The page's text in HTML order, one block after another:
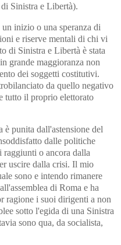
Sinistra e Libertà).
inizio o una speranza di
e riserve mentali di chi vi
di Sinistra e Libertà è stata
grande maggioranza non
dei soggetti costitutivi.
da quello negativo
tutto il proprio elettorato
punita dall'astensione del
dalle politiche
raggiunti o ancora dalla
uscire dalla crisi. Il mio
sono e intendo rimanere
di Roma e ha
ragione i suoi dirigenti a non
sotto l'egida di una Sinistra
sono qua, da socialista,